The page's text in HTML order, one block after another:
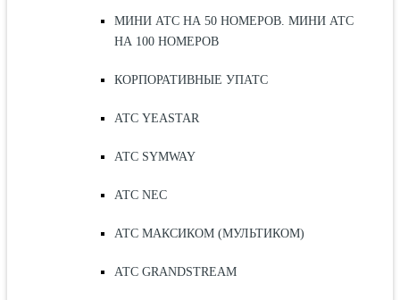
МИНИ АТС НА 50 НОМЕРОВ. МИНИ АТС
НА 100 НОМЕРОВ
КОРПОРАТИВНЫЕ УПАТС
АТС YEASTAR
АТС SYMWAY
АТС NEC
АТС МАКСИКОМ (МУЛЬТИКОМ)
АТС GRANDSTREAM